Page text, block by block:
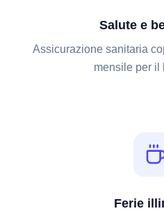
Salute e
Assicurazione sanitaria
mensile per il
Ferie